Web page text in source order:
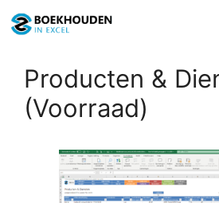
naar
inhoudProducten &
(Voorraad)